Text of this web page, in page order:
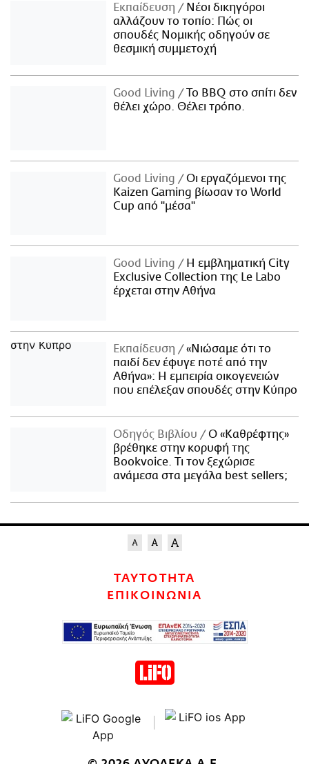
Εκπαίδευση
Νέοι δικηγόροι
αλλάζουν το τοπίο: Πώς οι
σπουδές Νομικής οδηγούν σε
θεσμική συμμετοχή
Good Living
Το BBQ στο σπίτι δεν
θέλει χώρο. Θέλει τρόπο.
Good Living
Οι εργαζόμενοι της
Kaizen Gaming βίωσαν το World
Cup από "μέσα"
Good Living
Η εμβληματική City
Exclusive Collection της Le Labo
έρχεται στην Αθήνα
Εκπαίδευση
«Νιώσαμε ότι το
παιδί δεν έφυγε ποτέ από την
Αθήνα»: Η εμπειρία οικογενειών
που επέλεξαν σπουδές στην Κύπρο
Οδηγός Βιβλίου
Ο «Καθρέφτης»
βρέθηκε στην κορυφή της
Bookvoice. Τι τον ξεχώρισε
ανάμεσα στα μεγάλα best sellers;
ΤΑΥΤΟΤΗΤΑ
ΕΠΙΚΟΙΝΩΝΙΑ